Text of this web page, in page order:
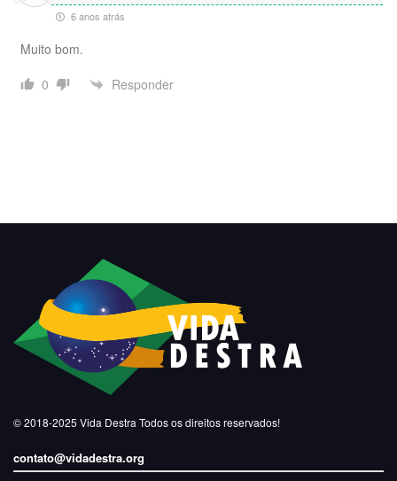
6 anos atrás
Muito bom.
0
Responder
© 2018-2025 Vida Destra Todos os direitos reservados!
contato@vidadestra.org